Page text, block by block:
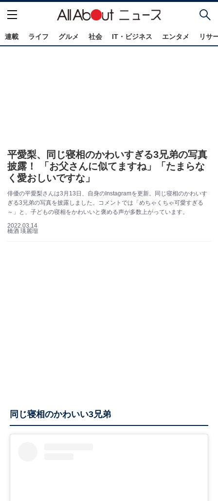
連載 ライフ グルメ 社会 IT・ビジネス エンタメ リサ
平愛梨、同じ寝相のかわいすぎる3兄弟の写真
披露！ 「お父さんに似てますね」「たまらな
く愛おしいですな」
俳優の平愛梨さんは3月13日、自身のInstagramを更新。同じ寝相のかわいす
ぎる3兄弟の写真を披露しました。コメントでは「めちゃくちゃ可愛すぎる
～」と、子どもの寝相をかわいいと褒める声が多数上がっています。
2022.03.14
橋酒 瑛麗瑠
同じ寝相のかわいい3兄弟